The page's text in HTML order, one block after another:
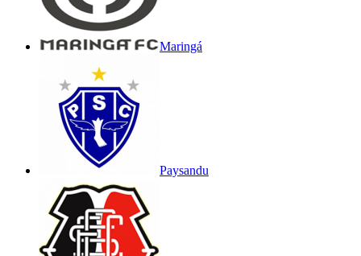
Maringá
Paysandu